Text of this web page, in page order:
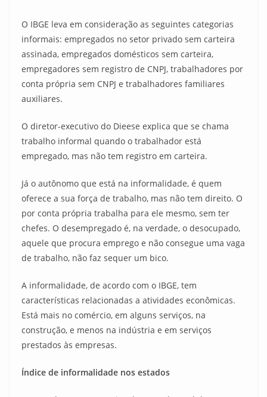
O IBGE leva em consideração as seguintes categorias
informais: empregados no setor privado sem carteira
assinada, empregados domésticos sem carteira,
empregadores sem registro de CNPJ, trabalhadores por
conta própria sem CNPJ e trabalhadores familiares
auxiliares.
O diretor-executivo do Dieese explica que se chama
trabalho informal quando o trabalhador está
empregado, mas não tem registro em carteira.
Já o autônomo que está na informalidade, é quem
oferece a sua força de trabalho, mas não tem direito. O
por conta própria trabalha para ele mesmo, sem ter
chefes. O desempregado é, na verdade, o desocupado,
aquele que procura emprego e não consegue uma vaga
de trabalho, não faz sequer um bico.
A informalidade, de acordo com o IBGE, tem
características relacionadas a atividades econômicas.
Está mais no comércio, em alguns serviços, na
construção, e menos na indústria e em serviços
prestados às empresas.
Índice de informalidade nos estados